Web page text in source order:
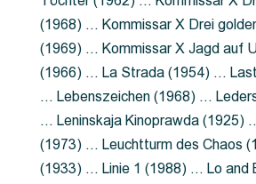
(1968) … Kommissar X Drei
(1969) … Kommissar X Jagd auf
(1966) … La Strada (1954) …
… Lebenszeichen (1968) …
… Leninskaja Kinoprawda (1925)
(1973) … Leuchtturm des Chaos
(1933) … Linie 1 (1988) … Lo and